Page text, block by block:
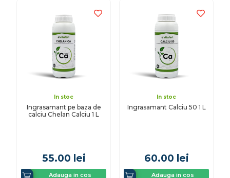
In stoc
Ingrasamant pe baza de
calciu Chelan Calciu 1 L
55.00 lei
Adauga in cos
In stoc
Ingrasamant Calciu 50 1 L
60.00 lei
Adauga in cos